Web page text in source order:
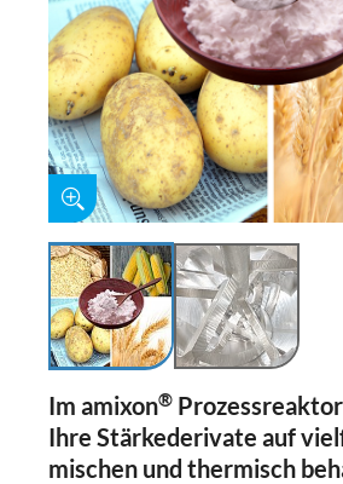
Im amixon®
Ihre Stärkederivate auf
mischen und thermisch